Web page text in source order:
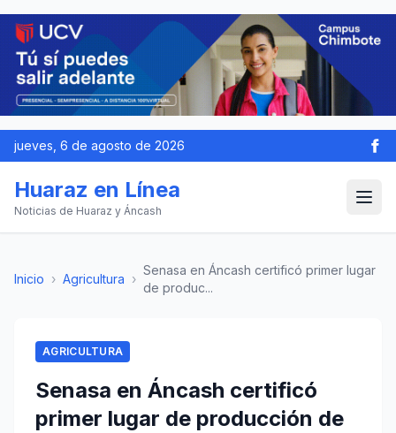
jueves, 6 de agosto de 2026
Huaraz en Línea
Noticias de Huaraz y Áncash
Inicio › Agricultura ›
Senasa en Áncash certificó primer lugar
de produc...
AGRICULTURA
Senasa en Áncash certificó
primer lugar de producción de